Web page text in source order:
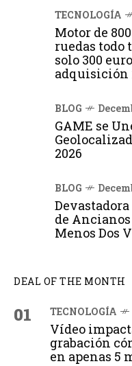
TECNOLOGÍA
Motor de
ruedas todo
solo 300
adquisición
BLOG
GAME se
2026
BLOG
de
Menos Dos
DEAL OF THE MONTH
01 TECNOLOGÍA
Vídeo
grabación
en apenas 5